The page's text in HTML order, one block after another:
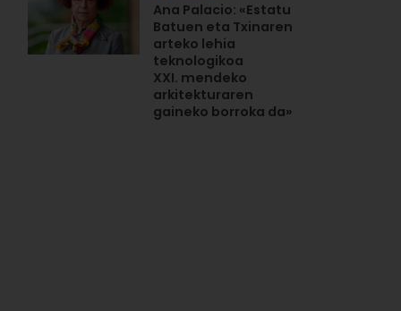
Ana Palacio: «Estatu
Batuen eta Txinaren
arteko lehia
teknologikoa
XXI. mendeko
arkitekturaren
gaineko borroka da»